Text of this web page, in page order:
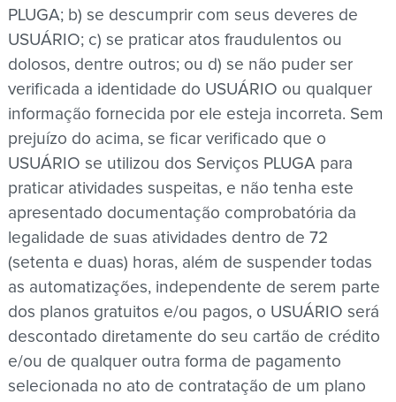
PLUGA; b) se descumprir com seus deveres de
USUÁRIO; c) se praticar atos fraudulentos ou
dolosos, dentre outros; ou d) se não puder ser
verificada a identidade do USUÁRIO ou qualquer
informação fornecida por ele esteja incorreta. Sem
prejuízo do acima, se ficar verificado que o
USUÁRIO se utilizou dos Serviços PLUGA para
praticar atividades suspeitas, e não tenha este
apresentado documentação comprobatória da
legalidade de suas atividades dentro de 72
(setenta e duas) horas, além de suspender todas
as automatizações, independente de serem parte
dos planos gratuitos e/ou pagos, o USUÁRIO será
descontado diretamente do seu cartão de crédito
e/ou de qualquer outra forma de pagamento
selecionada no ato de contratação de um plano